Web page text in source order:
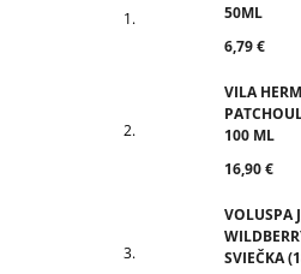
50ML
6,79 €
VILA
100 ML
16,90 €
VOLUSPA
SVIEČKA